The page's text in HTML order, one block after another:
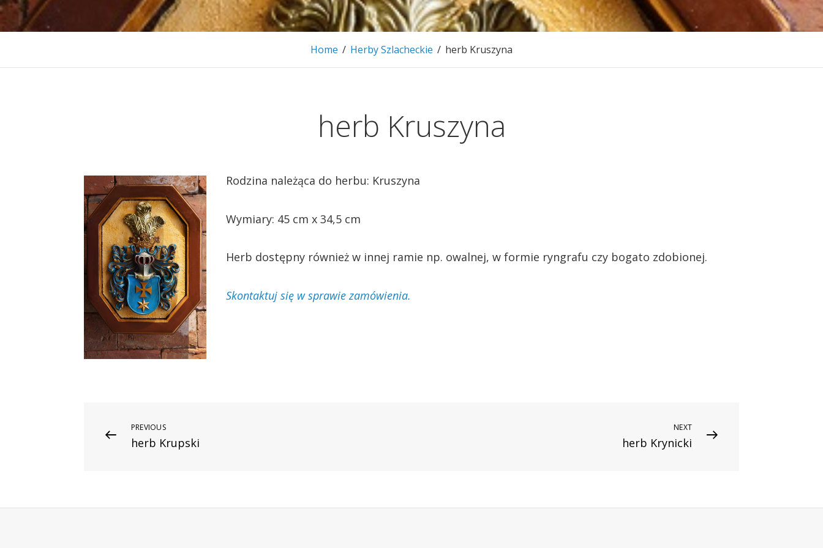
Home / Herby Szlacheckie / herb Kruszyna
herb Kruszyna
Rodzina należąca do herbu: Kruszyna
Wymiary: 45 cm x 34,5 cm
Herb dostępny również w innej ramie np. owalnej, w formie ryngrafu czy bogato zdobionej.
Skontaktuj się w sprawie zamówienia.
Nawigacja
wpisu
Previous
Post
PREVIOUS
herb Krupski
NEXT
herb Krynicki